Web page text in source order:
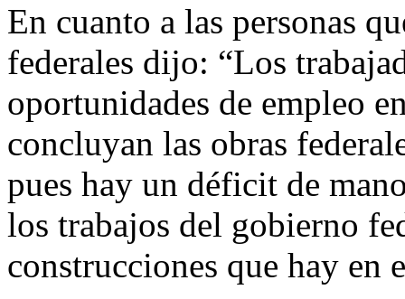
En cuanto a las personas
federales dijo: “Los
oportunidades de empleo
concluyan las obras
pues hay un déficit de
los trabajos del gobierno
construcciones que hay en